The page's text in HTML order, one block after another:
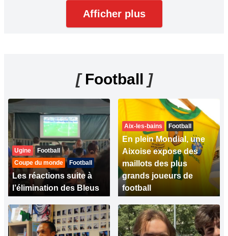
Afficher plus
[Football ]
Ugine
Football
Coupe du monde
Football
Les réactions suite à
l’élimination des Bleus
Aix-les-bains Football
En plein Mondial, une
Aixoise expose des
maillots des plus
grands joueurs de
football